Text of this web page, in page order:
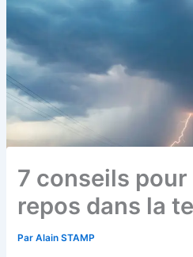
7 conseils
repos dans la
ParAlain STAMP